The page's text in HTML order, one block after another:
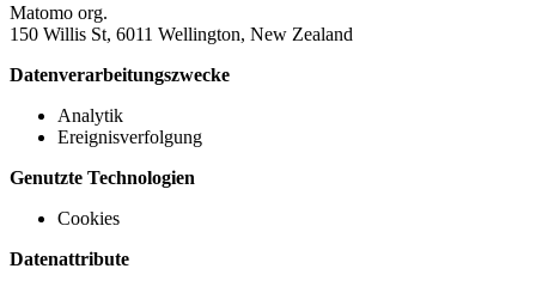
Matomo org.
150 Willis St, 6011 Wellington, New Zealand
Datenverarbeitungszwecke
Analytik
Ereignisverfolgung
Genutzte Technologien
Cookies
Datenattribute